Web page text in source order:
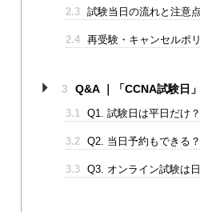
2.3 試験当日の流れと注意点
2.4 再受験・キャンセルポ
3 Q&A ｜「CCNA試験日
3.1 Q1. 試験日は平日だけ？
3.2 Q2. 当日予約もできる？
3.3 Q3. オンライン試験は